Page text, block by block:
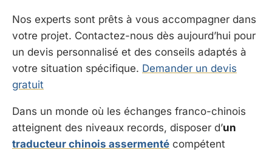
Nos experts sont prêts à vous accompagner dans
votre projet. Contactez-nous dès aujourd’hui pour
un devis personnalisé et des conseils adaptés à
votre situation spécifique. Demander un devis
gratuit
Dans un monde où les échanges franco-chinois
atteignent des niveaux records, disposer d’un
traducteur chinois assermenté compétent